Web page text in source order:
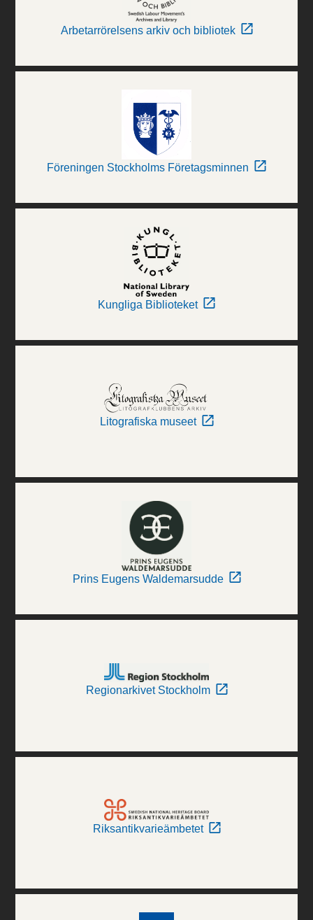
Arbetarrörelsens arkiv och bibliotek
Föreningen Stockholms Företagsminnen
Kungliga Biblioteket
Litografiska museet
Prins Eugens Waldemarsudde
Regionarkivet Stockholm
Riksantikvarieämbetet